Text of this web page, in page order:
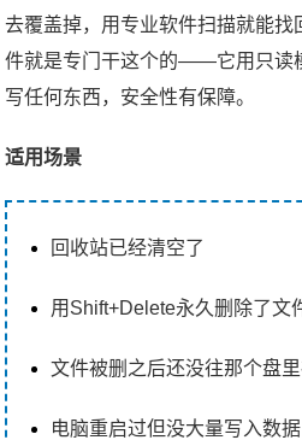
去覆盖掉，用专业软件扫描就能
件就是专门干这个的——它用只读
写任何东西，安全性有保障。
适用场景
回收站已经清空了
用Shift+Delete永久删除了文
文件被删之后还没往那个盘
电脑重启过但没大量写入数据